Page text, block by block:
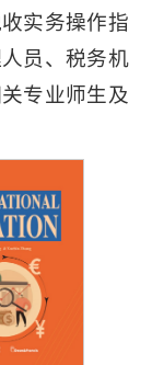
实务操作指
员、税务机
专业师生及